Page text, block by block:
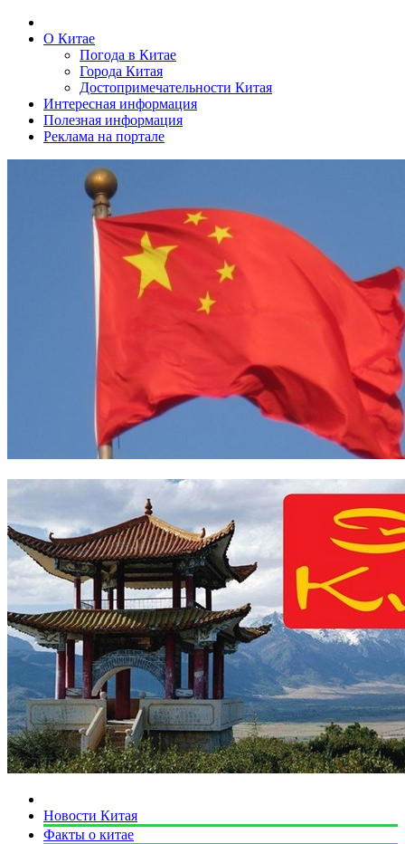
О Китае
Погода в Китае
Города Китая
Достопримечательности Китая
Интересная информация
Полезная информация
Реклама на портале
Новости Китая
Факты о китае